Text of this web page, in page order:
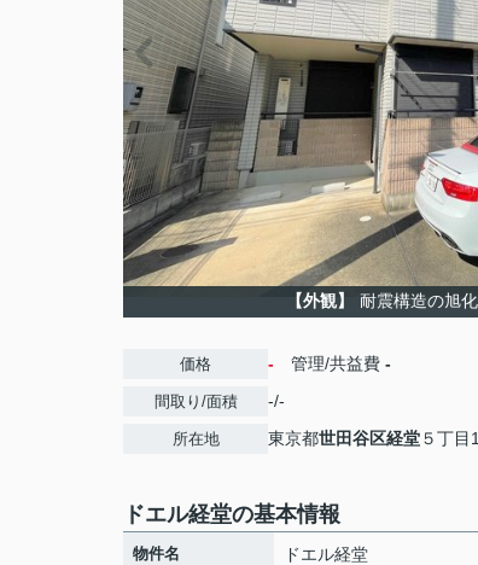
【外観】 耐震構造の旭
価格 - 管理/共益費 -
間取り/面積 -/-
所在地 東京都世田谷区経堂５丁目
ドエル経堂の基本情報
物件名 ドエル経堂